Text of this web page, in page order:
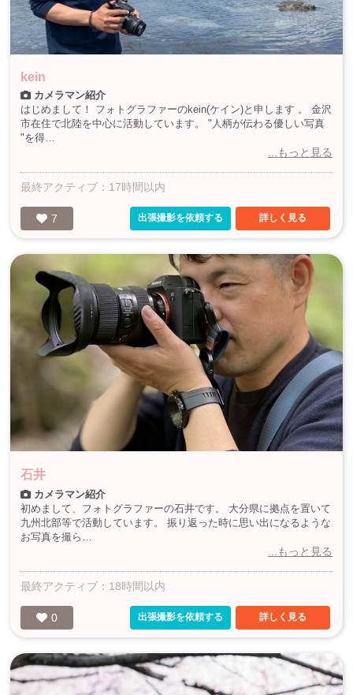
kein
カメラマン紹介
はじめまして！ フォトグラファーのkein(ケイン)と申します 。 金沢
市在住で北陸を中心に活動しています。 "人柄が伝わる優しい写真
"を得…
...もっと見る
最終アクティブ：17時間以内
7 出張撮影を依頼する 詳しく見る
石井
カメラマン紹介
初めまして、フォトグラファーの石井です。 大分県に拠点を置いて
九州北部等で活動しています。 振り返った時に思い出になるような
お写真を撮ら…
...もっと見る
最終アクティブ：18時間以内
0 出張撮影を依頼する 詳しく見る